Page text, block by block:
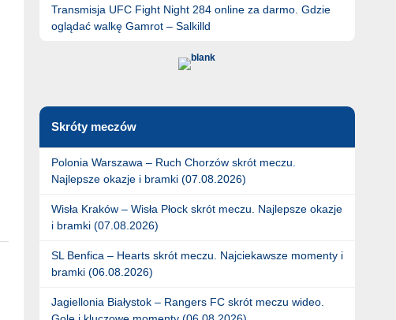
Transmisja UFC Fight Night 284 online za darmo. Gdzie
oglądać walkę Gamrot – Salkilld
Skróty meczów
Polonia Warszawa – Ruch Chorzów skrót meczu.
Najlepsze okazje i bramki (07.08.2026)
Wisła Kraków – Wisła Płock skrót meczu. Najlepsze okazje
i bramki (07.08.2026)
SL Benfica – Hearts skrót meczu. Najciekawsze momenty i
bramki (06.08.2026)
Jagiellonia Białystok – Rangers FC skrót meczu wideo.